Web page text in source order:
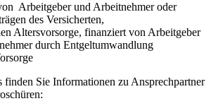
Arbeitgeber und Arbeitnehmer oder
des Versicherten,
Altersvorsorge, finanziert von Arbeitgeber
durch Entgeltumwandlung
Sie Informationen zu Ansprechpartner